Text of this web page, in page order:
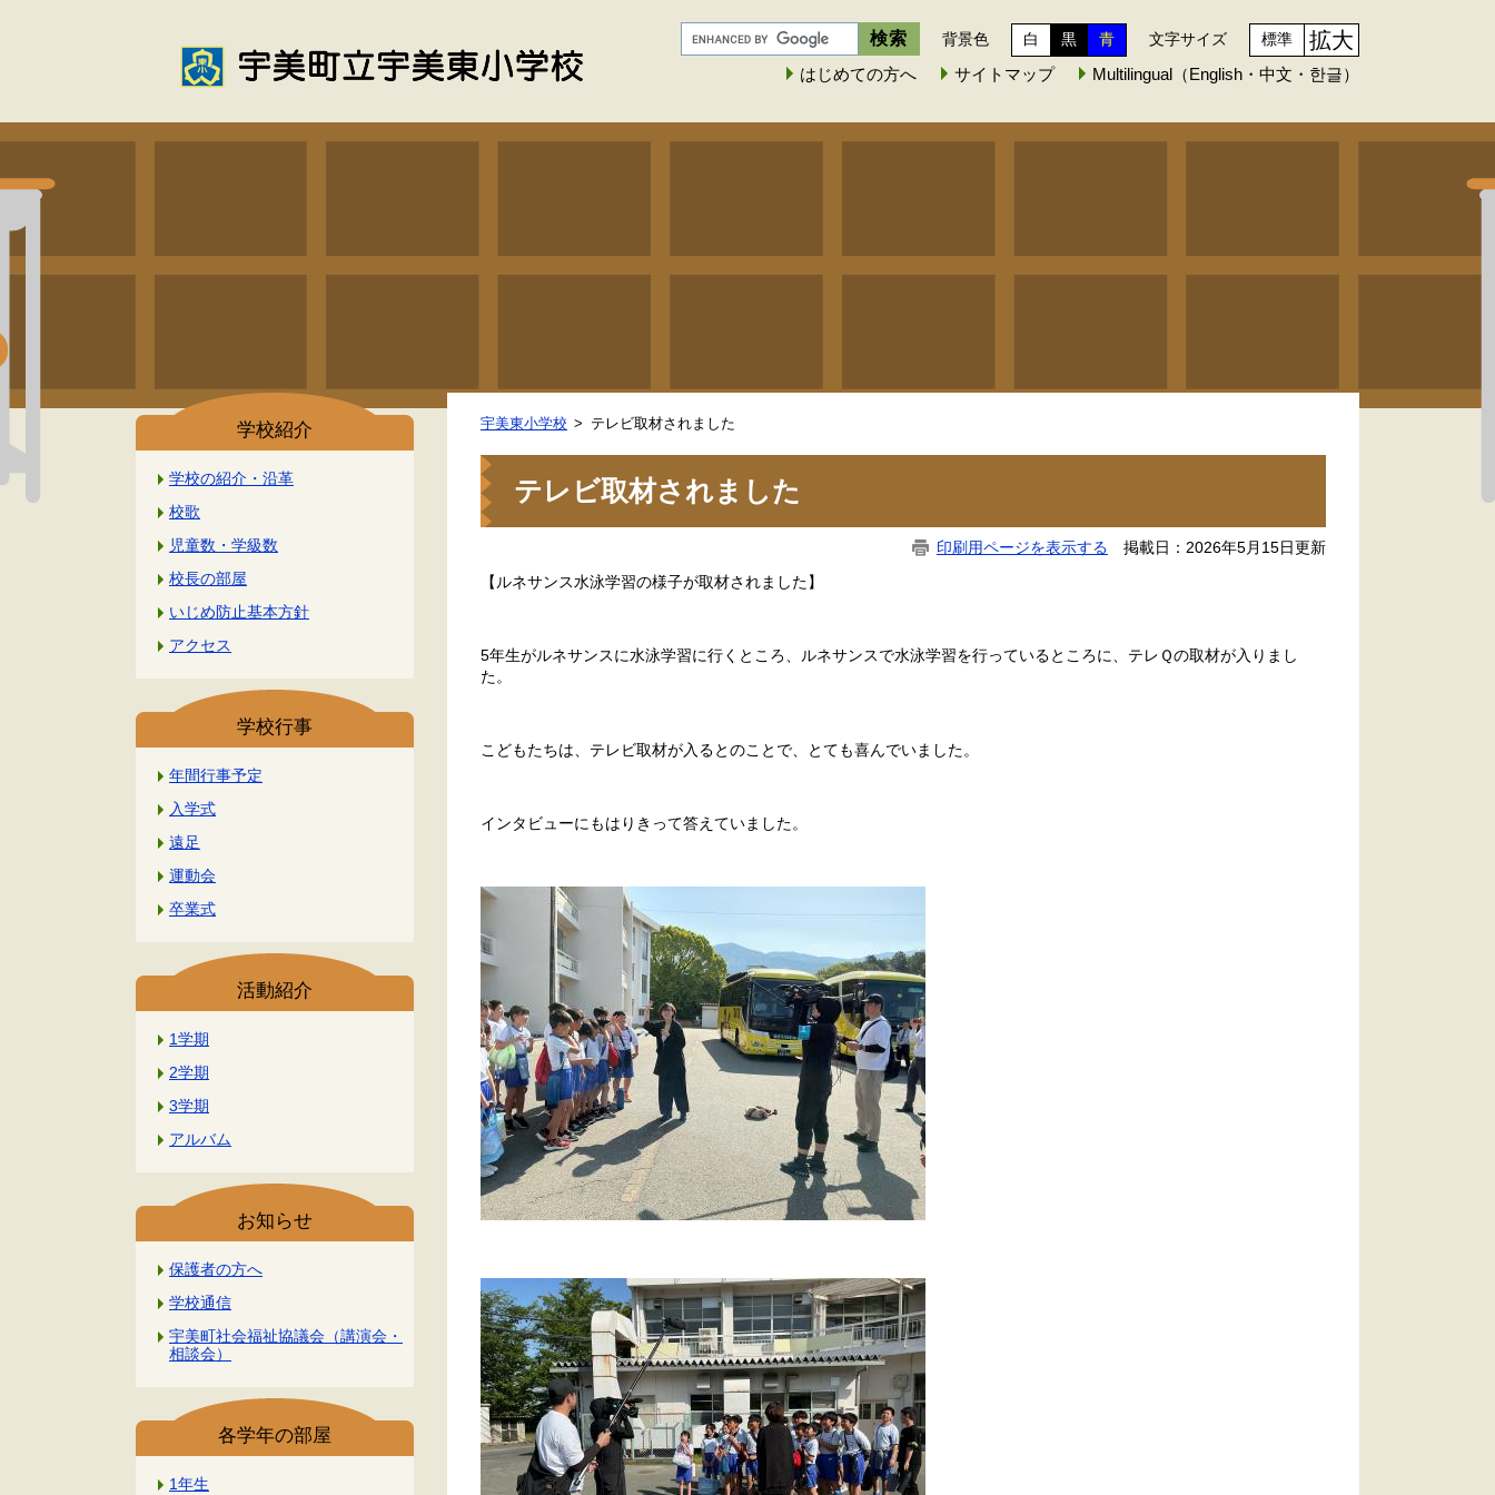
背景色 白 黒 青 文字サイズ 標準 拡大
はじめての方へ サイトマップ Multilingual（English・中文・한글）
学校紹介
学校の紹介・沿革
校歌
児童数・学級数
校長の部屋
いじめ防止基本方針
アクセス
学校行事
年間行事予定
入学式
遠足
運動会
卒業式
活動紹介
1学期
2学期
3学期
アルバム
お知らせ
保護者の方へ
学校通信
宇美町社会福祉協議会（講演会・
相談会）
各学年の部屋
1年生
宇美東小学校 テレビ取材されました
テレビ取材されました
印刷用ページを表示する 掲載日：2026年5月15日更新
【ルネサンス水泳学習の様子が取材されました】
5年生がルネサンスに水泳学習に行くところ、ルネサンスで水泳学習を行っているところに、テレＱの取材が入りまし
た。
こどもたちは、テレビ取材が入るとのことで、とても喜んでいました。
インタビューにもはりきって答えていました。